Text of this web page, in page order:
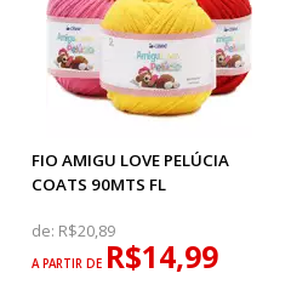
FIO AMIGU LOVE PELÚCIA
COATS 90MTS FL
de: R$20,89
A PARTIR DE R$14,99